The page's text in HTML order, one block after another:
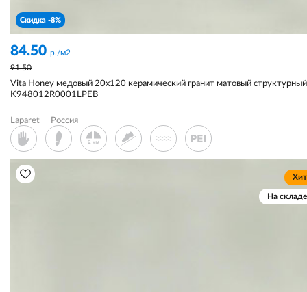
Скидка -8%
84.50 р./м2
91.50
Vita Honey медовый 20x120 керамический гранит матовый структурный
K948012R0001LPEB
Laparet Россия
Хит
На складе